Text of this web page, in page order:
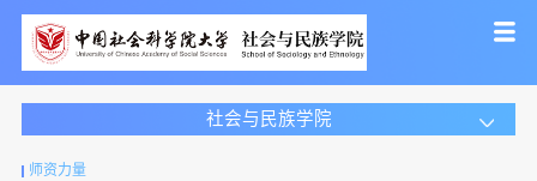
社会与民族学院
师资力量